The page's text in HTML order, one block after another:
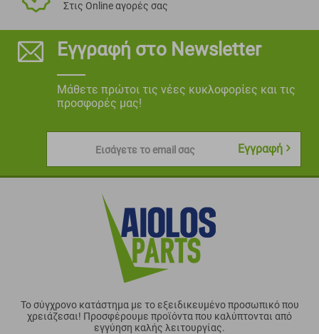
Στις Online αγορές σας
Εγγραφή στο Newsletter
Μάθετε πρώτοι τις νέες κυκλοφορίες και τις
προσφορές μας!
Εισάγετε το email σας Εγγραφή
Το σύγχρονο κατάστημα με το εξειδικευμένο προσωπικό που
χρειάζεσαι! Προσφέρουμε προϊόντα που καλύπτονται από
εγγύηση καλής λειτουργίας.